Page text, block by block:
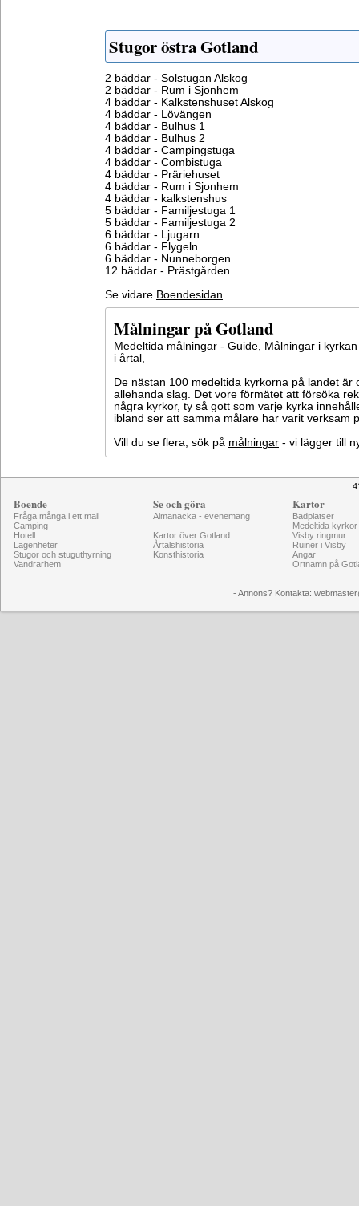
Stugor östra Gotland
2 bäddar - Solstugan Alskog
2 bäddar - Rum i Sjonhem
4 bäddar - Kalkstenshuset Alskog
4 bäddar - Lövängen
4 bäddar - Bulhus 1
4 bäddar - Bulhus 2
4 bäddar - Campingstuga
4 bäddar - Combistuga
4 bäddar - Präriehuset
4 bäddar - Rum i Sjonhem
4 bäddar - kalkstenshus
5 bäddar - Familjestuga 1
5 bäddar - Familjestuga 2
6 bäddar - Ljugarn
6 bäddar - Flygeln
6 bäddar - Nunneborgen
12 bäddar - Prästgården
Se vidare Boendesidan
Målningar på Gotland
Medeltida målningar - Guide, Målningar i
i årtal ,
De nästan 100 medeltida kyrkorna på landet är
allehanda slag. Det vore förmätet att försöka
några kyrkor, ty så gott som varje kyrka
ibland ser att samma målare har varit verksam
Vill du se flera, sök på målningar - vi lägger till
Boende
Fråga många i ett mail
Camping
Hotell
Lägenheter
Stugor och stuguthyrning
Vandrarhem
Se och göra
Almanacka - evenemang
Kartor över Gotland
Årtalshistoria
Konsthistoria
Kartor
Badplatser
Medeltida kyrkor
Visby ringmur
Ruiner i Visby
Ängar
Ortnamn på
- Annons? Kontakta: